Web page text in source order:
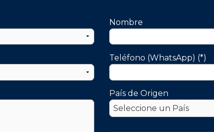
Nombre
Teléfono (WhatsApp) (*)
País de Origen